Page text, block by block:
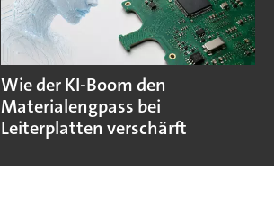
Wie der KI-Boom den
Materialengpass bei
Leiterplatten verschärft